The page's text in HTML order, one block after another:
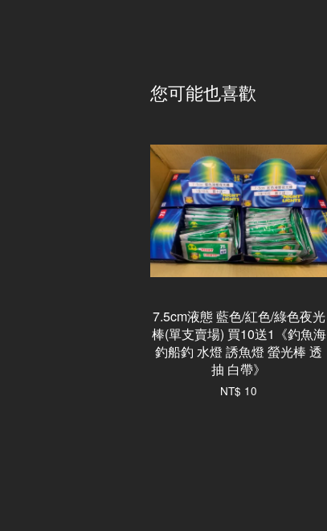
您可能也喜歡
7.5cm液態 藍色/紅色/綠色夜光
棒(單支賣場) 買10送1《釣魚海
釣船釣 水燈 誘魚燈 螢光棒 透
抽 白帶》
NT$ 10